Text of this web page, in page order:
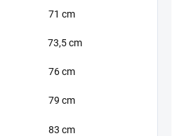
71 cm
73,5 cm
76 cm
79 cm
83 cm